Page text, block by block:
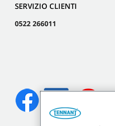
SERVIZIO CLIENTI
0522 266011